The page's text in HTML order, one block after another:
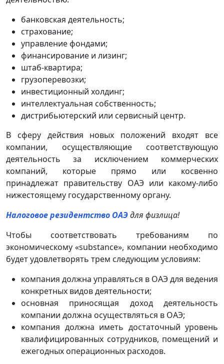
банковская деятельность;
страхование;
управление фондами;
финансирование и лизинг;
штаб-квартира;
грузоперевозки;
инвестиционный холдинг;
интеллектуальная собственность;
дистрибьютерский или сервисный центр.
В сферу действия новых положений входят все
компании, осуществляющие соответствующую
деятельность за исключением коммерческих
компаний, которые прямо или косвенно
принадлежат правительству ОАЭ или какому-либо
нижестоящему государственному органу.
Налоговое резидентство ОАЭдля физлица!
Чтобы соответствовать требованиям по
экономическому «substance», компании необходимо
будет удовлетворять трем следующим условиям:
компания должна управляться в ОАЭ для ведения
конкретных видов деятельности;
основная приносящая доход деятельность
компании должна осуществляться в ОАЭ;
компания должна иметь достаточный уровень
квалифицированных сотрудников, помещений и
ежегодных операционных расходов.